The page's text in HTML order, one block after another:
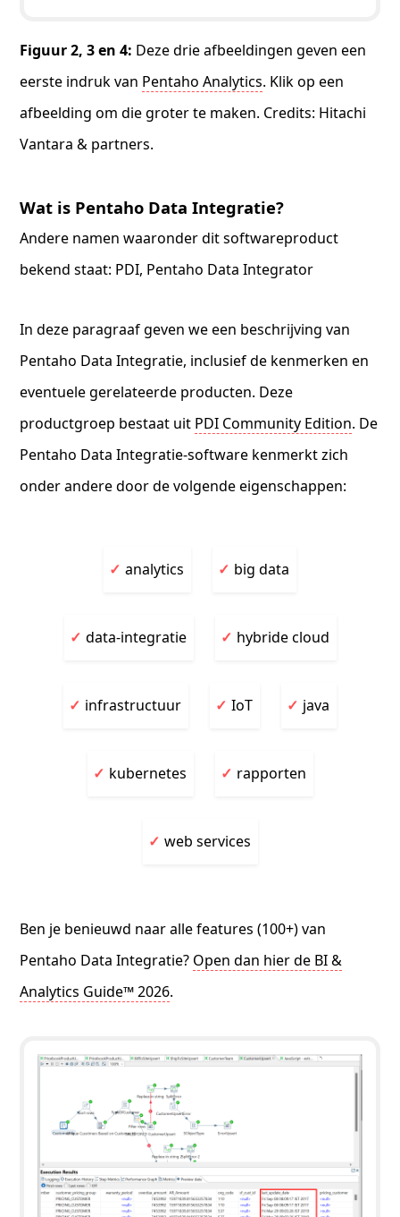
Figuur 2, 3 en 4: Deze drie afbeeldingen geven een
eerste indruk van Pentaho Analytics. Klik op een
afbeelding om die groter te maken. Credits: Hitachi
Vantara & partners.
Wat is Pentaho Data Integratie?
Andere namen waaronder dit softwareproduct
bekend staat: PDI, Pentaho Data Integrator
In deze paragraaf geven we een beschrijving van
Pentaho Data Integratie, inclusief de kenmerken en
eventuele gerelateerde producten. Deze
productgroep bestaat uit PDI Community Edition. De
Pentaho Data Integratie-software kenmerkt zich
onder andere door de volgende eigenschappen:
analytics big data
data-integratie hybride cloud
infrastructuur IoT java
kubernetes rapporten
web services
Ben je benieuwd naar alle features (100+) van
Pentaho Data Integratie? Open dan hier de BI &
Analytics Guide™ 2026.